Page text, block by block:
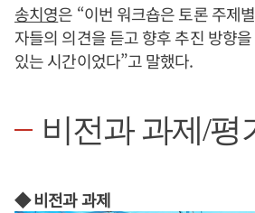
송치영은 “이번 워크숍은 토론 주제
자들의 의견을 듣고 향후 추진 방향
있는 시간이었다”고 말했다.
비전과 과제/평
◆ 비전과 과제